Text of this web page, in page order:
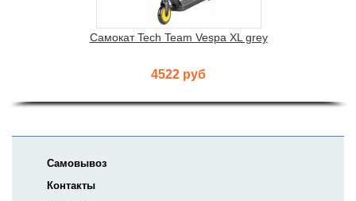
Самокат Tech Team Vespa XL grey
4522 руб
Самовывоз
Контакты